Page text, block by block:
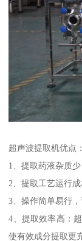
超声波提取机优点：
1、提取药液杂质
2、提取工艺运行
3、操作简单易行
4、提取效率高：
使有效成分提取更